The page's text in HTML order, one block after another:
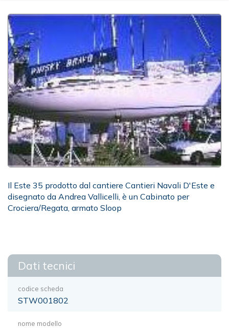
Il Este 35 prodotto dal cantiere Cantieri Navali D'Este e
disegnato da Andrea Vallicelli, è un Cabinato per
Crociera/Regata, armato Sloop
Dati tecnici
codice scheda
STW001802
nome modello